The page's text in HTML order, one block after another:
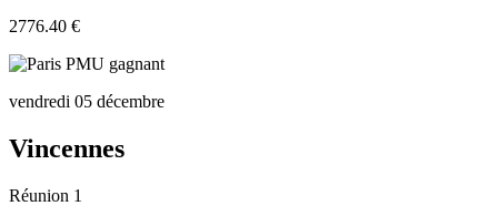
2776.40 €
vendredi 05 décembre
Vincennes
Réunion 1